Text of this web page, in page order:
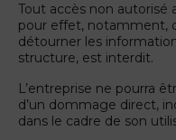
Tout accès non autorisé
pour effet, notamment,
détourner les
structure, est interdit.
L’entreprise ne pourra
d’un dommage direct,
dans le cadre de son